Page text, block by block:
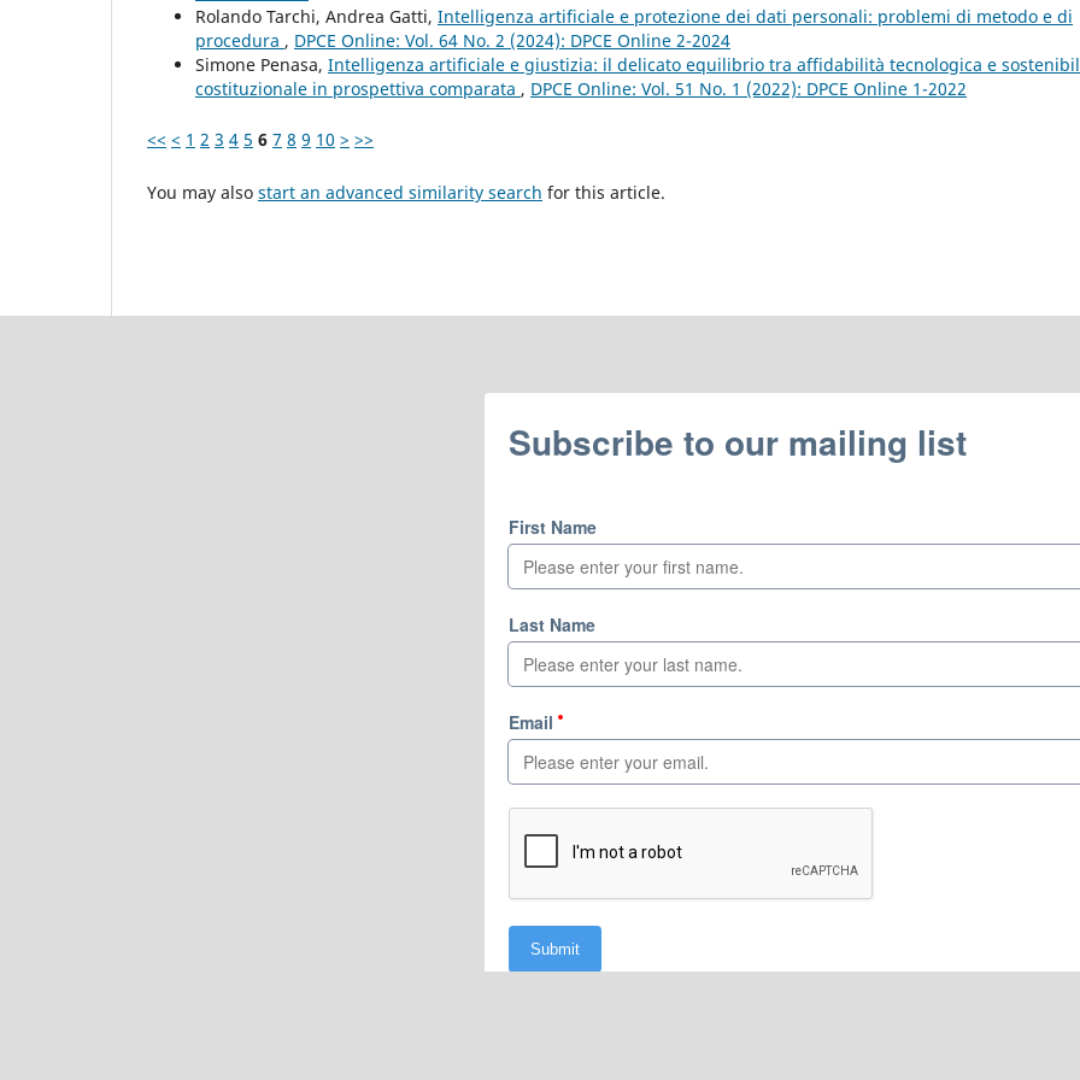
Rolando Tarchi, Andrea Gatti, Intelligenza artificiale e protezione dei dati personali: problemi di metodo e di
procedura , DPCE Online: Vol. 64 No. 2 (2024): DPCE Online 2-2024
Simone Penasa, Intelligenza artificiale e giustizia: il delicato equilibrio tra affidabilità tecnologica e
costituzionale in prospettiva comparata , DPCE Online: Vol. 51 No. 1 (2022): DPCE Online 1-2022
<< < 1 2 3 4 5 6 7 8 9 10 > >>
You may also start an advanced similarity search for this article.